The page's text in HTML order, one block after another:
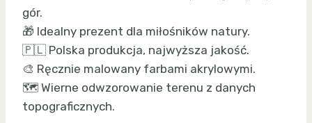
45,00 zł
gór.
🎁 Idealny prezent dla miłośników natury.
🇵🇱 Polska produkcja, najwyższa jakość.
🎨 Ręcznie malowany farbami akrylowymi.
🗺️ Wierne odwzorowanie terenu z danych
topograficznych.